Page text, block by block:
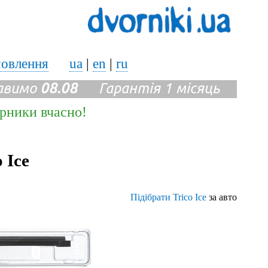
ua | en | ru
08.08Гарантія 1 місяць
вчасно!
Ice
Підібрати Trico Ice за авто